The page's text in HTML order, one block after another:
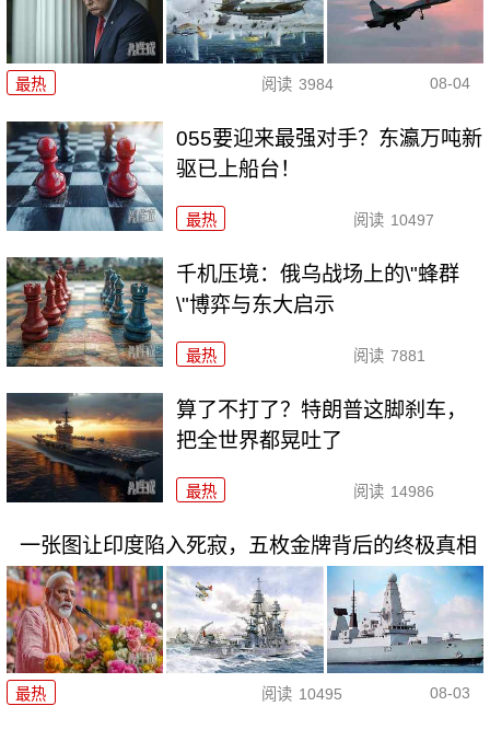
最热 阅读 3984 08-04
055要迎来最强对手？东瀛万吨新
驱已上船台！
最热 阅读 10497
千机压境：俄乌战场上的\"蜂群
\"博弈与东大启示
最热 阅读 7881
算了不打了？特朗普这脚刹车，
把全世界都晃吐了
最热 阅读 14986
一张图让印度陷入死寂，五枚金牌背后的终极真相
最热 阅读 10495 08-03